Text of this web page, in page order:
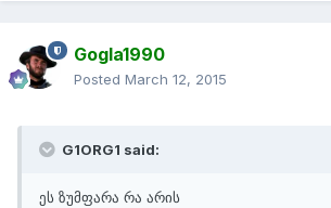
Gogla1990
Posted March 12, 2015
G1ORG1 said:
ეს ზუმფარა რა არის